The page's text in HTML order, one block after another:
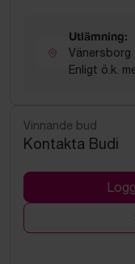
Utlämning:
Vänersborg
Enligt ö.k.
Vinnande bud
Kontakta Budi